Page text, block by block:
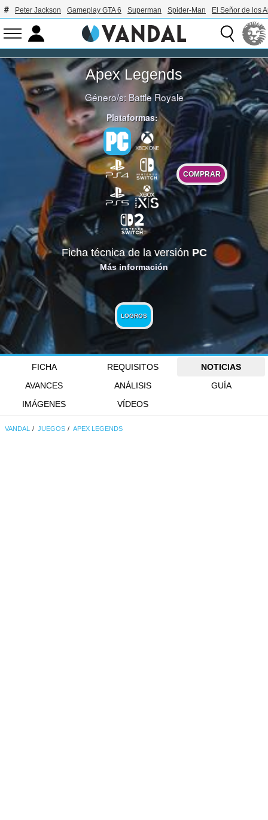
Peter Jackson Gameplay GTA 6 Superman Spider-Man El Señor de los
Apex Legends
Género/s: Battle Royale
Plataformas:
COMPRAR
Ficha técnica de la versión PC
Más información
LOGROS
FICHA REQUISITOS
NOTICIAS
AVANCES
ANÁLISIS
GUÍA
IMÁGENES
VÍDEOS
VANDAL JUEGOS APEX LEGENDS